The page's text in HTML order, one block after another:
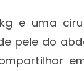
e uma
pele do